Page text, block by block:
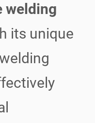
welding
its unique